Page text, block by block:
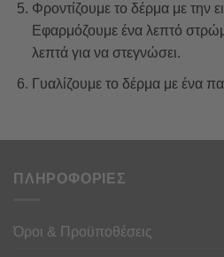
Φροντίζουμε το δέρμα με την
Εφαρμόζουμε ένα λεπτό
λεπτά για να στεγνώσει.
Γυαλίζουμε το δέρμα με ένα
ΠΛΗΡΟΦΟΡΙΕΣ
Όροι & Προϋποθέσεις